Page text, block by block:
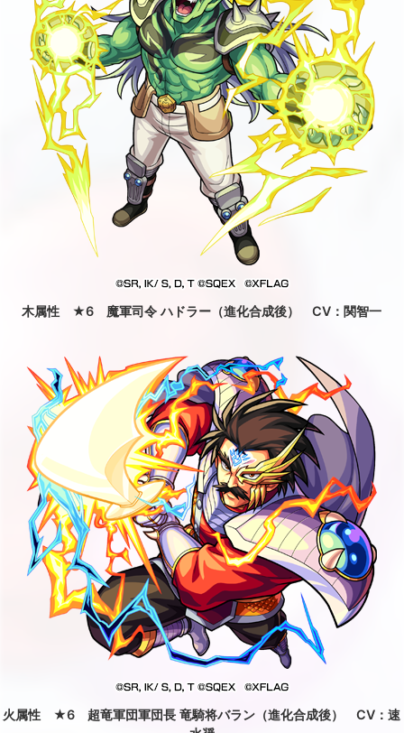
木属性 ★6 魔軍司令 ハドラー（進化合成後） CV：関智一
火属性 ★6 超竜軍団軍団長 竜騎将バラン（進化合成後） CV：速